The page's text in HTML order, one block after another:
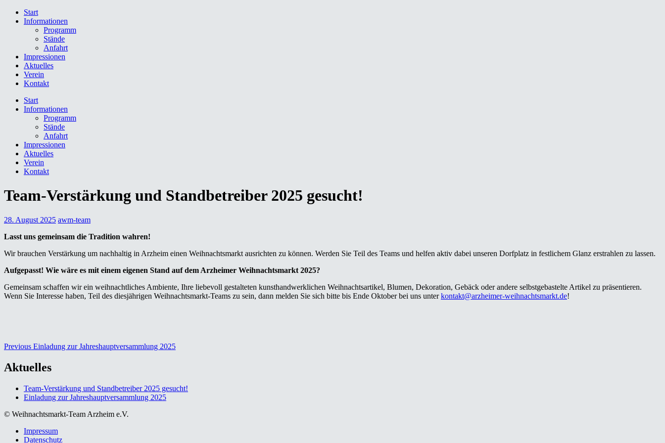
Skip
Start
Informationen
Programm
Stände
Anfahrt
Impressionen
Aktuelles
Verein
Kontakt
Start
Informationen
Programm
Stände
Anfahrt
Impressionen
Aktuelles
Verein
Kontakt
Team-Verstärkung und Standbetreiber 2025 gesucht!
28. August 2025 awm-team
Lasst uns gemeinsam die Tradition wahren!
Wir brauchen Verstärkung um nachhaltig in Arzheim einen Weihnachtsmarkt ausrichten zu können. Werden Sie Teil des Teams und helfen aktiv dabei unseren Dorfplatz in festlichem Glanz erstrahlen zu lassen.
Aufgepasst! Wie wäre es mit einem eigenen Stand auf dem Arzheimer Weihnachtsmarkt 2025?
Gemeinsam schaffen wir ein weihnachtliches Ambiente, Ihre liebevoll gestalteten kunsthandwerklichen Weihnachtsartikel, Blumen, Dekoration, Gebäck oder andere selbstgebastelte Artikel zu präsentieren.
Wenn Sie Interesse haben, Teil des diesjährigen Weihnachtsmarkt-Teams zu sein, dann melden Sie sich bitte bis Ende Oktober bei uns unterkontakt@arzheimer-weihnachtsmarkt.de!
Beitragsnavigation
Previous Previous
Einladung zur Jahreshauptversammlung 2025
Aktuelles
Team-Verstärkung und Standbetreiber 2025 gesucht!
Einladung zur Jahreshauptversammlung 2025
© Weihnachtsmarkt-Team Arzheim e.V.
Impressum
Datenschutz